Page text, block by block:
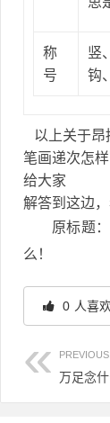
称
号
竖
钩
以上关于昂
笔画递次怎
给大家
解答到这边
原标题
么！
0 人喜
PREVIOUS:
文章导航